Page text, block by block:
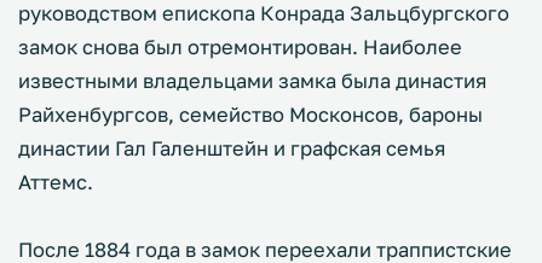
руководством епископа Конрада Зальцбургского
замок снова был отремонтирован. Наиболее
известными владельцами замка была династия
Райхенбургсов, семейство Москонсов, бароны
династии Гал Галенштейн и графская семья
Аттемс.
После 1884 года в замок переехали траппистские